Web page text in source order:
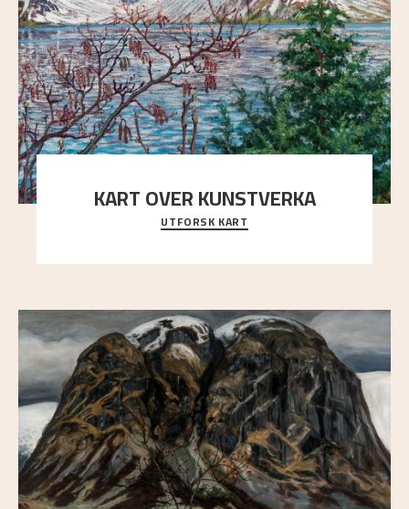
KART OVER KUNSTVERKA
Utforsk stedene og utsiktene i Astrups malerier
UTFORSK KART